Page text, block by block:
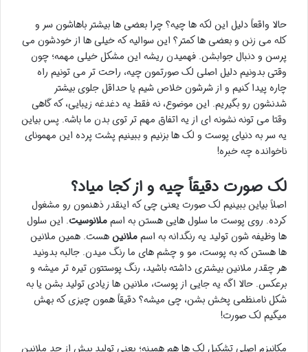
حالا واقعاً دلیل این لکه ها چیه؟ چرا بعضی ها بیشتر باهاشون سر و
کله می زنن و بعضی ها کمتر؟ این سوالیه که خیلی ها از خودشون می
پرسن و دنبال جوابشن. فهمیدن ریشه این مشکل خیلی مهمه؛ چون
وقتی بدونیم دلیل اصلی لک صورتمون چیه، راحت تر می تونیم راه
چاره پیدا کنیم و از شرشون خلاص شیم یا حداقل جلوی بیشتر
شدنشون رو بگیریم. این موضوع، نه فقط یه دغدغه زیبایی، که گاهی
وقتا می تونه نشونه ای از یه اتفاق مهم تر توی بدن ما باشه. پس بیاین
یه سر به دنیای پوست و لک ها بزنیم و ببینیم پشت پرده این مهمونای
ناخوانده چه خبره!
لک صورت دقیقاً چیه و از کجا میاد؟
اصلاً بیاین ببینیم لک صورت یعنی چی که اینقدر ذهنمون رو مشغول
کرده. روی پوست ما سلول هایی هستن به اسمملانوسیت. این سلول
ها وظیفه شون تولید یه رنگدانه به اسمملانینهست. همین ملانین
ها هستن که به پوست، مو و چشم های ما رنگ میدن. جالبه بدونید
هر چقدر ملانین بیشتری داشته باشید، رنگ پوستتون تیره تر میشه و
برعکس. حالا اگه یه جایی از پوست، ملانین ها زیادی تولید بشن یا به
شکل نامنظمی پخش بشن، چی میشه؟ دقیقاً همون چیزی که بهش
میگیم لک صورت!
مکانیزم اصلی تشکیل لک ها هم همینه؛ یعنی تولید بیش از حد ملانین